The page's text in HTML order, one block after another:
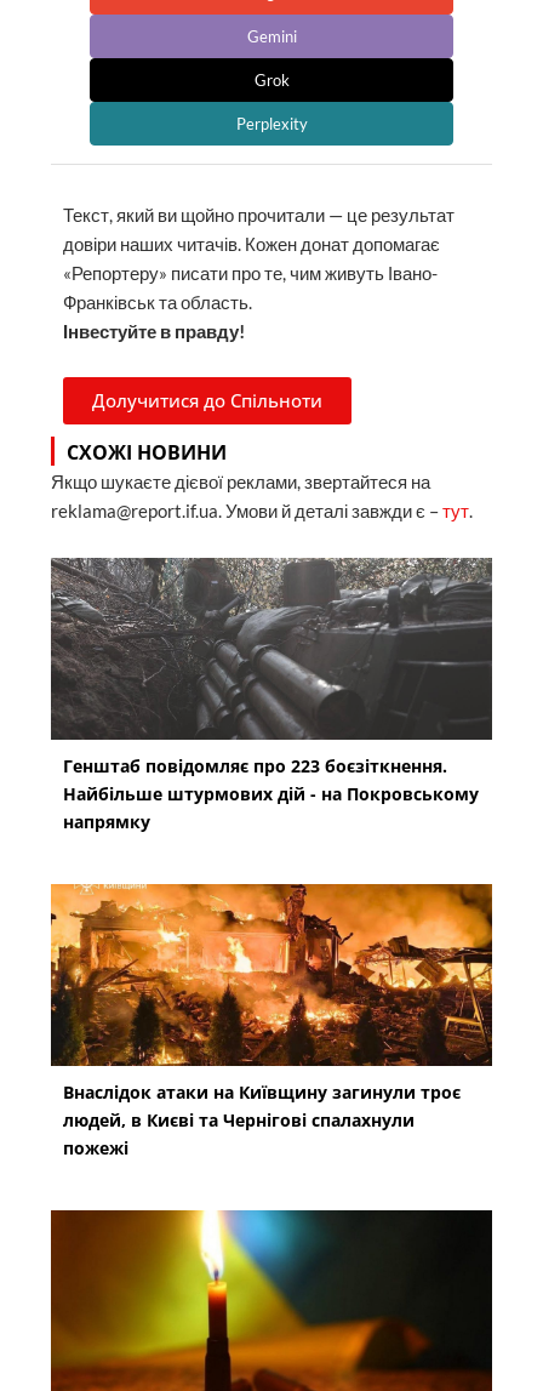
Gemini
Grok
Perplexity
Текст, який ви щойно прочитали — це результат
довіри наших читачів. Кожен донат допомагає
«Репортеру» писати про те, чим живуть Івано-
Франківськ та область.
Інвестуйте в правду!
Долучитися до Спільноти
СХОЖІ НОВИНИ
Якщо шукаєте дієвої реклами, звертайтеся на
reklama@report.if.ua. Умови й деталі завжди є –тут.
Генштаб повідомляє про 223 боєзіткнення.
Найбільше штурмових дій - на Покровському
напрямку
Внаслідок атаки на Київщину загинули троє
людей, в Києві та Чернігові спалахнули
пожежі